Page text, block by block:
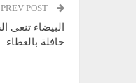
البيضاء تنعى
حافلة بالعطاء